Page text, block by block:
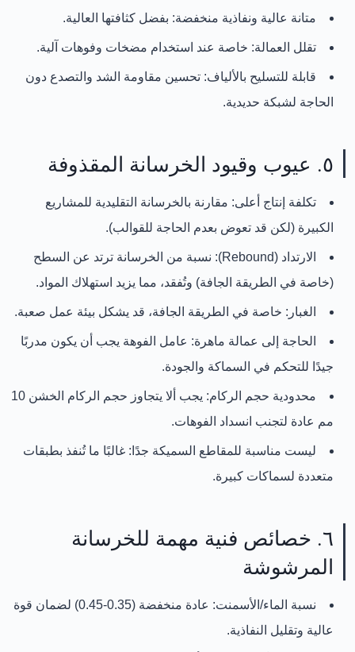
متانة عالية ونفاذية منخفضة: بفضل كثافتها العالية.
تقلل العمالة: خاصة عند استخدام مضخات وفوهات آلية.
قابلة للتسليح بالألياف: تحسين مقاومة الشد والتصدع دون
الحاجة لشبكة حديدية.
٥. عيوب وقيود الخرسانة المقذوفة
تكلفة إنتاج أعلى: مقارنة بالخرسانة التقليدية للمشاريع
الكبيرة (لكن قد تعوض بعدم الحاجة للقوالب).
الارتداد (Rebound):
نسبة من الخرسانة ترتد عن السطح
(خاصة في الطريقة الجافة) وتُفقد، مما يزيد استهلاك المواد.
الغبار: خاصة في الطريقة الجافة، قد يشكل بيئة عمل صعبة.
الحاجة إلى عمالة ماهرة: عامل الفوهة يجب أن يكون مدربًا
جيدًا للتحكم في السماكة والجودة.
محدودية حجم الركام:
يجب ألا يتجاوز حجم الركام الخشن 10
مم عادة لتجنب انسداد الفوهات.
ليست مناسبة للمقاطع السميكة جدًا: غالبًا ما تُنفذ بطبقات
متعددة لسماكات كبيرة.
٦. خصائص فنية مهمة للخرسانة
المرشوشة
نسبة الماء/الأسمنت:
عادة منخفضة (0.35-0.45) لضمان قوة
عالية وتقليل النفاذية.